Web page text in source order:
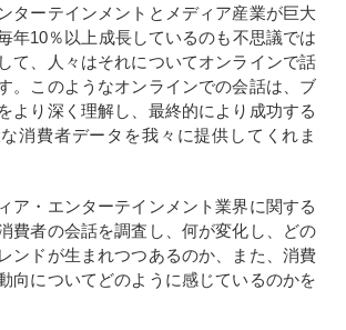
ターテインメントとメディア産業が巨大
年10％以上成長しているのも不思議では
て、人々はそれについてオンラインで話
。このようなオンラインでの会話は、ブ
より深く理解し、最終的により成功する
消費者データを我々に提供してくれま
ア・エンターテインメント業界に関する
費者の会話を調査し、何が変化し、どの
ンドが生まれつつあるのか、また、消費
向についてどのように感じているのかを